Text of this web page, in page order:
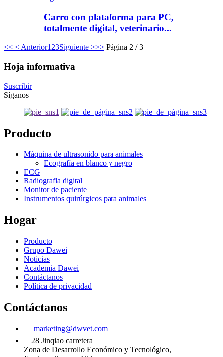
Carro con plataforma para PC,
totalmente digital, veterinario...
<< < Anterior1 23Siguiente >>> Página 2 / 3
Hoja informativa
Suscribir
Síganos
Producto
Máquina de ultrasonido para animales
Ecografía en blanco y negro
ECG
Radiografía digital
Monitor de paciente
Instrumentos quirúrgicos para animales
Hogar
Producto
Grupo Dawei
Noticias
Academia Dawei
Contáctanos
Política de privacidad
Contáctanos
marketing@dwvet.com
28 Jinqiao carretera
Zona de Desarrollo Económico y Tecnológico,